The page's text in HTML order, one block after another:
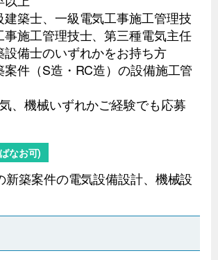
建築士、一級電気工事施工管理技
事施工管理技士、第三種電気主任
設備士のいずれかをお持ち方
案件（S造・RC造）の設備施工管
械いずれかご経験でも応募
なお可)
新築案件の電気設備設計、機械設